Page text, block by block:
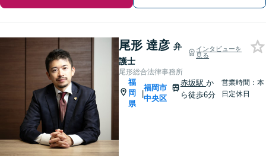
尾形 達彦 弁
護士
インタビューを
見る
尾形総合法律事務所
福
岡
県
|
福岡市
中央区
赤坂駅 か
ら徒歩6分
営業時間：本
日定休日